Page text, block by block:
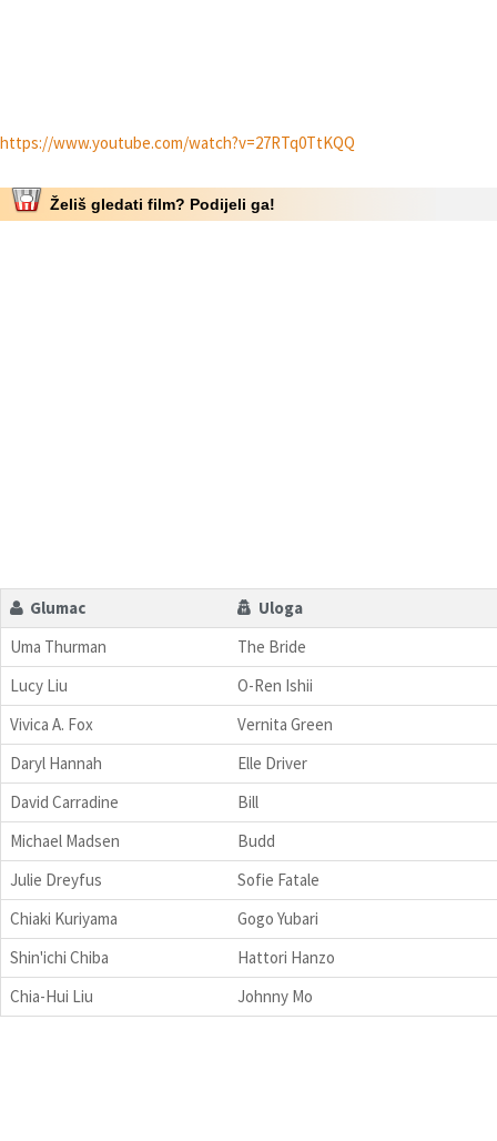
https://www.youtube.com/watch?v=27RTq0TtKQQ
Želiš gledati film? Podijeli ga!
Glumac
Uloga
Uma Thurman
The Bride
Lucy Liu
O-Ren Ishii
Vivica A. Fox
Vernita Green
Daryl Hannah
Elle Driver
David Carradine
Bill
Michael Madsen
Budd
Julie Dreyfus
Sofie Fatale
Chiaki Kuriyama
Gogo Yubari
Shin'ichi Chiba
Hattori Hanzo
Chia-Hui Liu
Johnny Mo